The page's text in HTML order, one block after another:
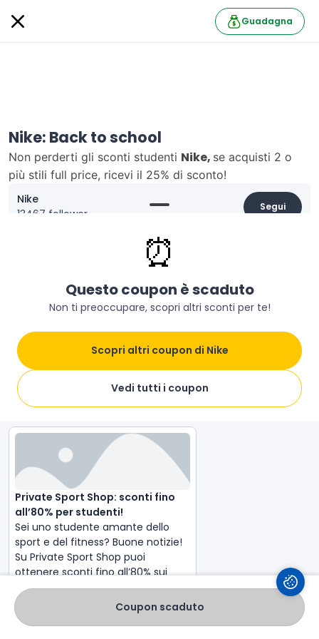
Guadagna
Nike: Back to school
Non perderti gli sconti studenti Nike, se acquisti 2 o
più stili full price, ricevi il 25% di sconto!
Nike
13467 follower
Segui
Sconti studenti esclusivisu Nike! Inizia il tuo
il codice esclusivo ricevi il 25% di sconto!
Salva
Articoli di Nike
Private Sport Shop: sconti fino
all’80% per studenti!
Sei uno studente amante dello
sport e del fitness? Buone notizie!
Su Private Sport Shop puoi
ottenere sconti fino all’80% sui
migliori brand di abbigliamento e
attrezzatura sportiva. Scopri come
risparmiare su Nike, Superdry,
Coupon scaduto
⏰
Questo coupon è scaduto
Non ti preoccupare, scopri altri sconti per te!
Scopri altri coupon di Nike
Vedi tutti i coupon